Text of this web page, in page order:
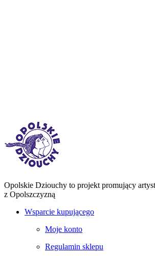
Opolskie Dziouchy to projekt promujący
z Opolszczyzną
Wsparcie kupującego
Moje konto
Regulamin sklepu